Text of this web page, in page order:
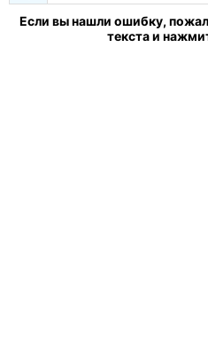
Если вы нашли ошибку,
текста и